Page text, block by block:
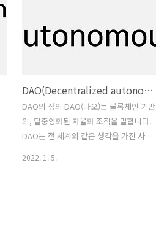
어 상 tech95.kr Axie Infinity 액시 인피
니티는 닌텐도의 고전 프랜차이즈인 포켓
하고, 캐릭터와 자산을 키우며, 매일 퀘스
트와 다른 게임 내 활동을 수행할 수 있습
니다. Axie는 플레이어들에게 플랫폼의
통화인 SLP..
DAO(Decentralized autonomous organizations, 다오)의 뜻과 개념 설명
DAO의 정의 DAO(다오)는 블록체인 기반
의, 탈중앙화된 자율화 조직을 말합니다.
DAO는 전 세계의 같은 생각을 가진 사람
2022. 1. 5.